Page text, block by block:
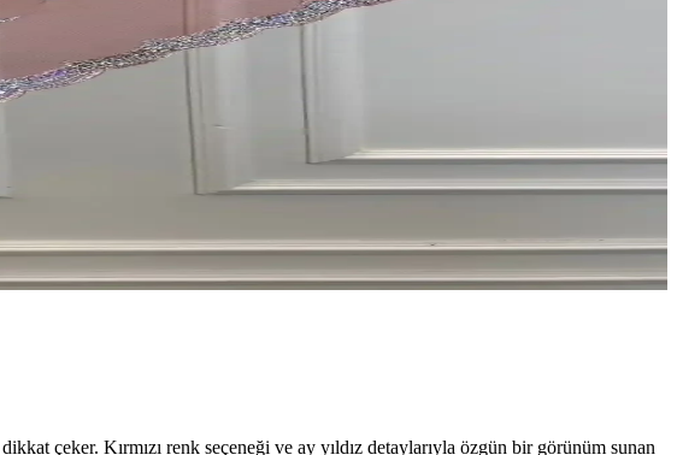
çeker. Kırmızı renk seçeneği ve ay yıldız detaylarıyla özgün bir görünüm sunan